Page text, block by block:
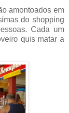
amontoados em
do shopping
Cada um
quis matar a